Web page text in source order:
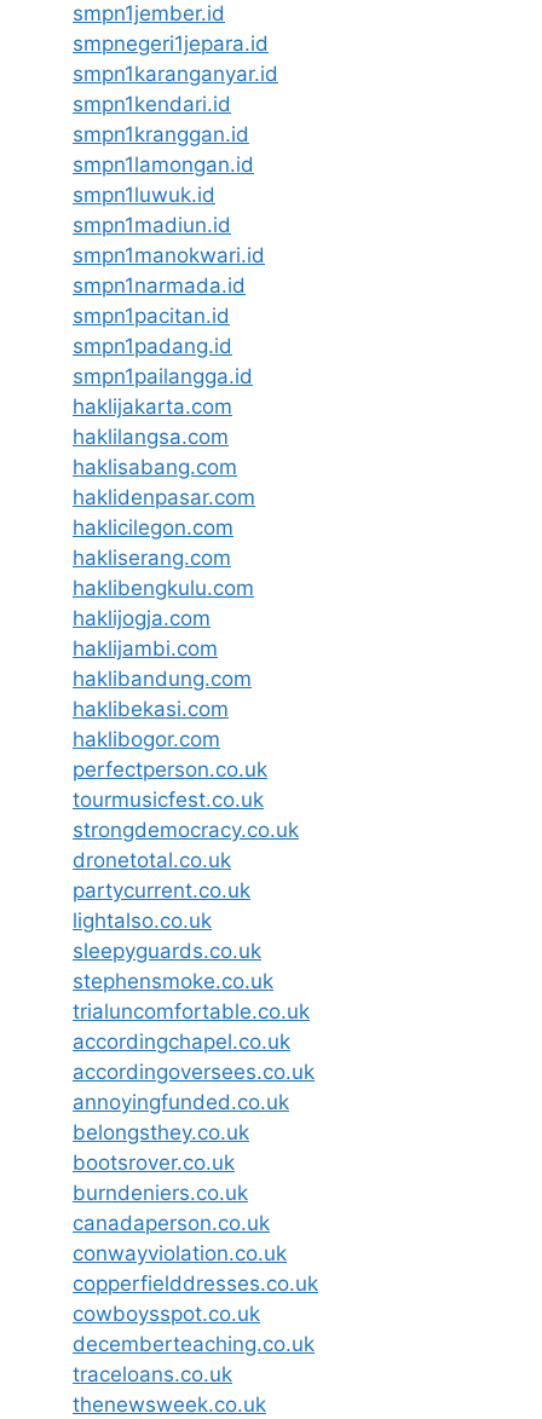
smpn1jember.id
smpnegeri1jepara.id
smpn1karanganyar.id
smpn1kendari.id
smpn1kranggan.id
smpn1lamongan.id
smpn1luwuk.id
smpn1madiun.id
smpn1manokwari.id
smpn1narmada.id
smpn1pacitan.id
smpn1padang.id
smpn1pailangga.id
haklijakarta.com
haklilangsa.com
haklisabang.com
haklidenpasar.com
haklicilegon.com
hakliserang.com
haklibengkulu.com
haklijogja.com
haklijambi.com
haklibandung.com
haklibekasi.com
haklibogor.com
perfectperson.co.uk
tourmusicfest.co.uk
strongdemocracy.co.uk
dronetotal.co.uk
partycurrent.co.uk
lightalso.co.uk
sleepyguards.co.uk
stephensmoke.co.uk
trialuncomfortable.co.uk
accordingchapel.co.uk
accordingoversees.co.uk
annoyingfunded.co.uk
belongsthey.co.uk
bootsrover.co.uk
burndeniers.co.uk
canadaperson.co.uk
conwayviolation.co.uk
copperfielddresses.co.uk
cowboysspot.co.uk
decemberteaching.co.uk
traceloans.co.uk
thenewsweek.co.uk